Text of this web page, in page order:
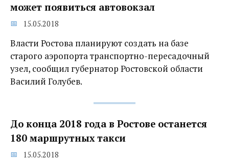
может появиться автовокзал
15.05.2018
Власти Ростова планируют создать на базе
старого аэропорта транспортно-пересадочный
узел, сообщил губернатор Ростовской области
Василий Голубев.
До конца 2018 года в Ростове останется
180 маршрутных такси
15.05.2018